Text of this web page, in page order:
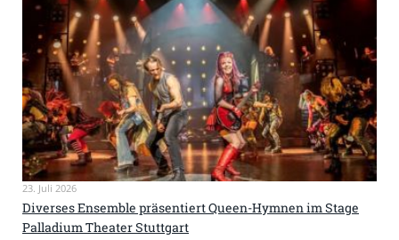
23. Juli 2026
Diverses Ensemble präsentiert Queen-Hymnen im Stage
Palladium Theater Stuttgart